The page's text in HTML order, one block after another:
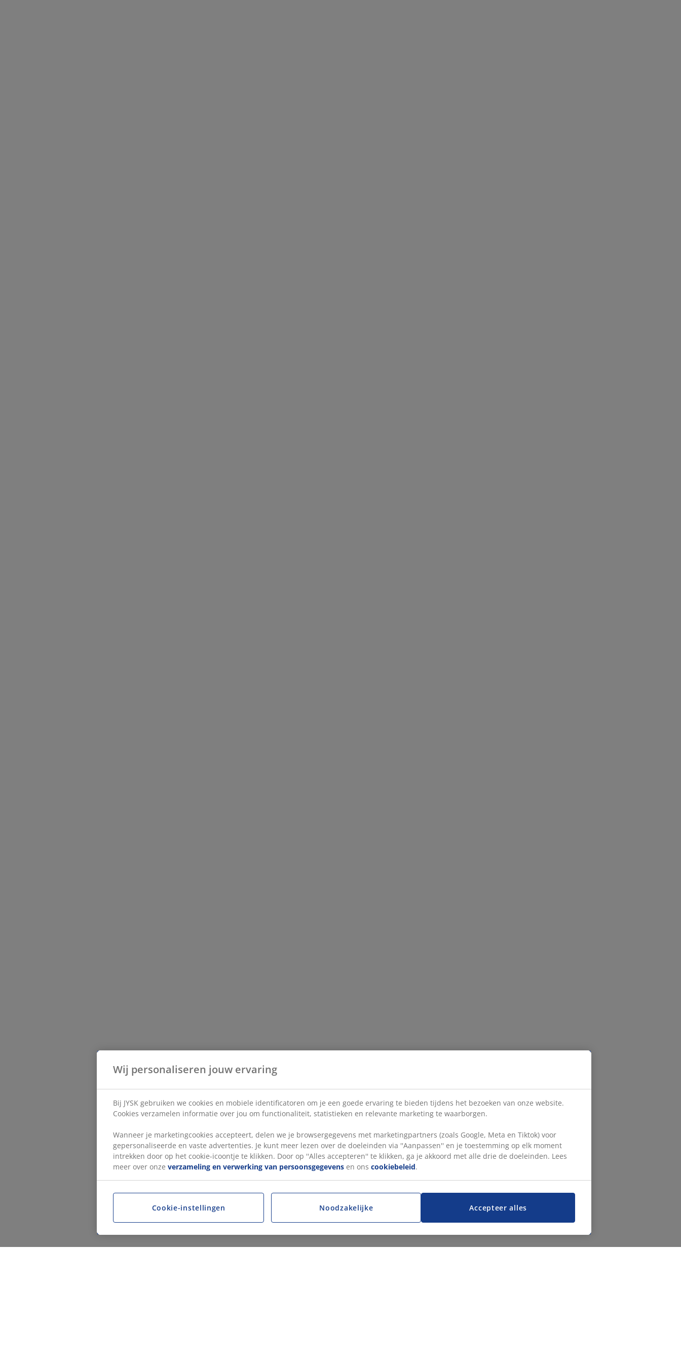
Wij personaliseren jouw ervaring
Bij JYSK gebruiken we cookies en mobiele identificatoren om je een goede ervaring te bieden tijdens het bezoeken van onze website.
Cookies verzamelen informatie over jou om functionaliteit, statistieken en relevante marketing te waarborgen.
Wanneer je marketingcookies accepteert, delen we je browsergegevens met marketingpartners (zoals Google, Meta en Tiktok) voor
gepersonaliseerde en vaste advertenties. Je kunt meer lezen over de doeleinden via ''Aanpassen'' en je toestemming op elk moment
intrekken door op het cookie-icoontje te klikken. Door op ''Alles accepteren'' te klikken, ga je akkoord met alle drie de doeleinden. Lees
meer over onze verzameling en verwerking van persoonsgegevens en ons cookiebeleid.
Accepteer alles
Cookie-instellingen Noodzakelijke